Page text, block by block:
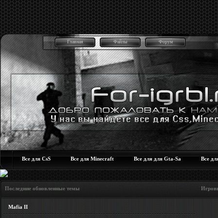
Главная Файлы Форум
Все для CsS Все для Minecraft Все для для Gta-Sa Все
Последние обновленные темы Игровые
Mafia II